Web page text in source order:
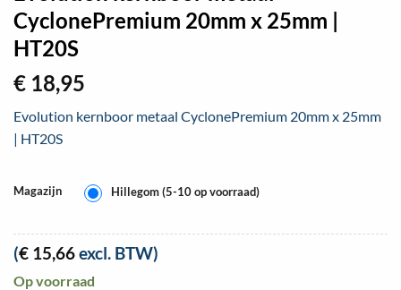
CyclonePremium 20mm x 25mm |
HT20S
€ 18,95
Evolution kernboor metaal CyclonePremium 20mm x 25mm
| HT20S
Magazijn Hillegom (5-10 op voorraad)
(€ 15,66excl. BTW)
Op voorraad